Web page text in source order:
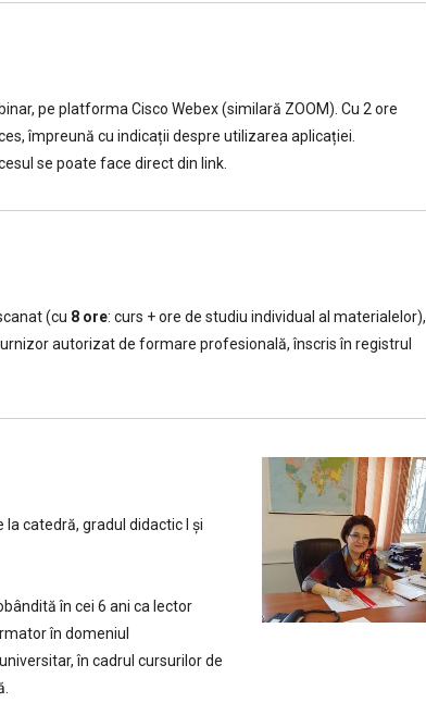
pe platforma Cisco Webex (similară ZOOM). Cu 2 ore
împreună cu indicații despre utilizarea aplicației.
se poate face direct din link.
(cu 8 ore: curs + ore de studiu individual al materialelor),
autorizat de formare profesională, înscris în registrul
catedră, gradul didactic I şi
în cei 6 ani ca lector
în domeniul
în cadrul cursurilor de